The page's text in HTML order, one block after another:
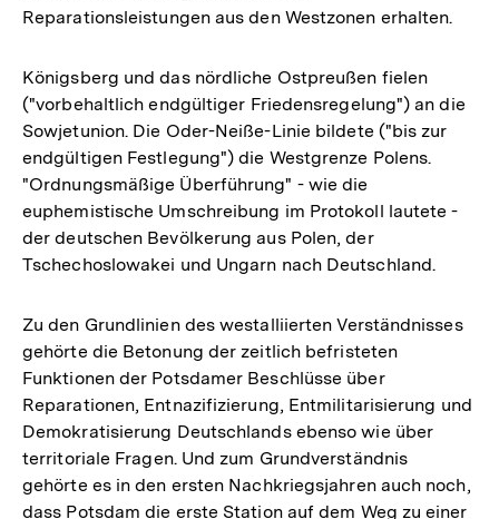
Reparationsleistungen aus den Westzonen erhalten.
Königsberg und das nördliche Ostpreußen fielen
("vorbehaltlich endgültiger Friedensregelung") an die
Sowjetunion. Die Oder-Neiße-Linie bildete ("bis zur
endgültigen Festlegung") die Westgrenze Polens.
"Ordnungsmäßige Überführung" - wie die
euphemistische Umschreibung im Protokoll lautete -
der deutschen Bevölkerung aus Polen, der
Tschechoslowakei und Ungarn nach Deutschland.
Zu den Grundlinien des westalliierten Verständnisses
gehörte die Betonung der zeitlich befristeten
Funktionen der Potsdamer Beschlüsse über
Reparationen, Entnazifizierung, Entmilitarisierung und
Demokratisierung Deutschlands ebenso wie über
territoriale Fragen. Und zum Grundverständnis
gehörte es in den ersten Nachkriegsjahren auch noch,
dass Potsdam die erste Station auf dem Weg zu einer